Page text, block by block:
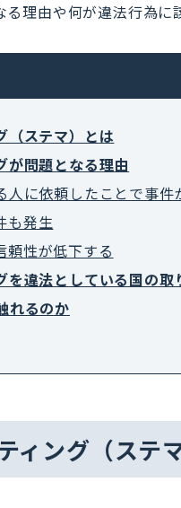
理由や何が違法行為に
（ステマ）とは
が問題となる理由
人に依頼したことで事件
も発生
頼性が低下する
を違法としている国の取
れるのか
ィング（ステ